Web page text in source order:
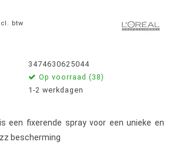
btw
3474630625044
Op voorraad (38)
1-2 werkdagen
een fixerende spray voor een unieke en
bescherming